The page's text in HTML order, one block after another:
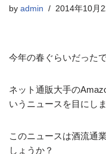
by admin 2014年10月
今年の春ぐらいだった
ネット通販大手の
いうニュースを目にしま
このニュースは酒流通
しょうか？